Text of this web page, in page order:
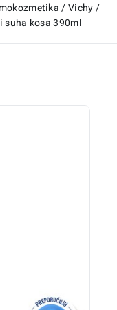
/Vichy/
suha kosa 390ml